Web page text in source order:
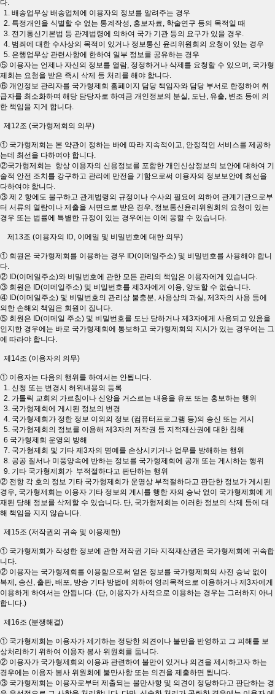
다.
1. 배송업무상 배송업체에 이용자의 정보를 알려주는 경우
2. 특정개인을 식별할 수 없는 통계작성, 홍보자료, 학술연구 등의 목적일 때
3. 전기통신기본법 등 관계법령에 의하여 국가 기관 등의 요구가 있을 경우.
4. 범죄에 대한 수사상의 목적이 있거나 정보통신 윤리위원회의 요청이 있는 경우
5. 은행업무상 관련사항에 한하여 일부 정보를 공유하는 경우
⑤ 이용자는 언제나 자신의 정보를 열람, 정정하거나 삭제를 요청할 수 있으며, 국가형
제회는 요청을 받은 즉시 삭제 등 처리를 해야 합니다.
⑥ 개인정보 관리자를 국가형제회 홈페이지 담당 책임자와 담당 부서로 한정하여 취
급자를 최소화하며 해당 담당자로 하여금 개인정보의 분실, 도난, 유출, 변조 등에 의
한 책임을 지게 합니다.
제12조 (국가형제회의 의무)
① 국가형제회는 본 약관이 정하는 바에 따라 지속적이고, 안정적인 서비스를 제공하
는데 최선을 다하여야 합니다.
②국가형제회는 항상 이용자의 신용정보를 포함한 개인신상정보의 보안에 대하여 기
술적 안전 조치를 강구하고 관리에 만전을 기함으로써 이용자의 정보보안에 최선을
다하여야 합니다.
③ 제 2 항에도 불구하고 관계법령의 규정이나 수사의 필요에 의하여 관계기관으로부
터 서류의 열람이나 제출을 서면으로 받은 경우, 정보통신윤리위원회의 요청이 있는
경우 또는 법률에 특별한 규정이 있는 경우에는 이에 응할 수 있습니다.
제13조 (이용자의 ID, 이메일 및 비밀번호에 대한 의무)
① 회원은 국가형제회를 이용하는 경우 ID(이메일주소) 및 비밀번호를 사용해야 합니
다.
② ID(이메일주소)와 비밀번호에 관한 모든 관리의 책임은 이용자에게 있습니다.
③ 회원은 ID(이메일주소) 및 비밀번호를 제3자에게 이용, 양도할 수 없습니다.
④ ID(이메일주소) 및 비밀번호의 관리상 불충분, 사용상의 과실, 제3자의 사용 등에
의한 손해의 책임은 회원이 집니다.
⑤ 회원은 ID(이메일 주소) 및 비밀번호를 도난 당하거나 제3자에게 사용되고 있음을
인지한 경우에는 바로 국가형제회에 통보하고 국가형제회의 지시가 있는 경우에는 그
에 따라야 합니다.
제14조 (이용자의 의무)
① 이용자는 다음의 행위를 하여서는 안됩니다.
1. 신청 또는 변경시 허위내용의 등록
2. 가톨릭 교회의 가르침이나 신앙을 거스르는 내용을 유포 또는 홍보하는 행위
3. 국가형제회에 게시된 정보의 변경
4. 국가형제회가 정한 정보 이외의 정보 (컴퓨터프로그램 등)의 송신 또는 게시
5. 국가형제회의 정보를 이용해 제3자의 저작권 등 지적재산권에 대한 침해
6 국가형제회 운영의 방해
7. 국가형제회 및 기타 제3자의 명예를 손상시키거나 업무를 방해하는 행위
8. 공공 질서나 미풍양속에 반하는 정보를 국가형제회에 공개 또는 게시하는 행위
9. 기타 국가형제회가 부적절하다고 판단하는 행위
② 전항 각 호의 정보 기타 국가형제회가 운영상 부적절하다고 판단한 정보가 게시된
경우, 국가형제회는 이용자 기타 정보의 게시를 행한 자의 승낙 없이 국가형제회에 게
재된 당해 정보를 삭제할 수 있습니다. 단, 국가형제회는 이러한 정보의 삭제 등에 대
해 책임을 지지 않습니다.
제15조 (저작권의 귀속 및 이용제한)
① 국가형제회가 작성한 정보에 관한 저작권 기타 지적재산권은 국가형제회에 귀속합
니다.
② 이용자는 국가형제회를 이용함으로써 얻은 정보를 국가형제회의 사전 승낙 없이
복제, 송신, 출판, 배포, 방송 기타 방법에 의하여 영리목적으로 이용하거나 제3자에게
이용하게 하여서는 안됩니다. (단, 이용자가 사적으로 이용하는 경우는 그러하지 아니
합니다.)
제16조 (분쟁해결)
① 국가형제회는 이용자가 제기하는 정당한 의견이나 불만을 반영하고 그 피해를 보
상처리하기 위하여 이용자 봉사 위원회를 둡니다.
② 이용자가 국가형제회의 이용과 관련하여 불만이 있거나 의견을 제시하고자 하는
경우에는 이용자 봉사 위원회에 불만사항 또는 의견을 제출하면 됩니다.
③ 국가형제회는 이용자로부터 제출되는 불만사항 및 의견이 정당하다고 판단하는 경